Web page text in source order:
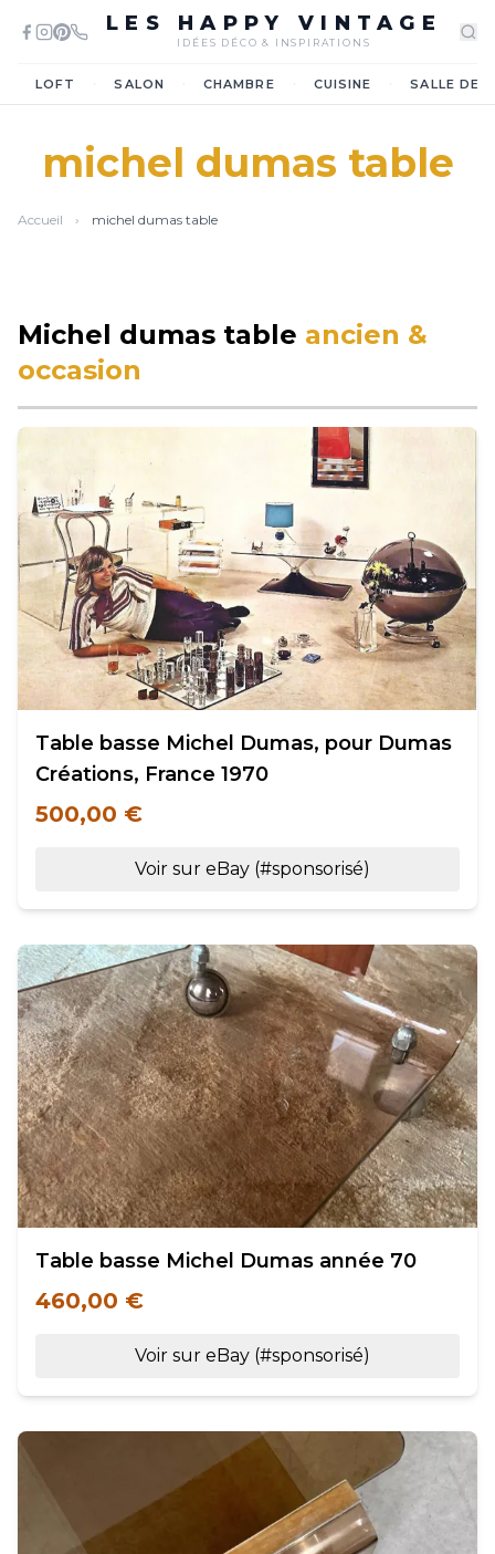
LES HAPPY VINTAGE
IDÉES DÉCO & INSPIRATIONS
LOFT SALON CHAMBRE CUISINE SALLE DE
michel dumas table
Accueil › michel dumas table
Michel dumas table ancien &
occasion
Table basse Michel Dumas, pour Dumas
Créations, France 1970
500,00 €
Voir sur eBay (#sponsorisé)
Table basse Michel Dumas année 70
460,00 €
Voir sur eBay (#sponsorisé)